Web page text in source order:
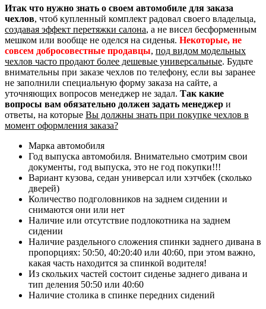
Итак что нужно знать о своем автомобиле для заказа
чехлов, чтоб купленный комплект радовал своего владельца,
создавая эффект перетяжки салона, а не висел бесформенным
мешком или вообще не оделся на сиденья. Некоторые, не
совсем добросовестные продавцы, под видом модельных
чехлов часто продают более дешевые универсальные. Будьте
внимательны при заказе чехлов по телефону, если вы заранее
не заполнили специальную форму заказа на сайте, а
уточняющих вопросов менеджер не задал. Так какие
вопросы вам обязательно должен задать менеджер и
ответы, на которые Вы должны знать при покупке чехлов в
момент оформления заказа?
Марка автомобиля
Год выпуска автомобиля. Внимательно смотрим свои
документы, год выпуска, это не год покупки!!!
Вариант кузова, седан универсал или хэтчбек (сколько
дверей)
Количество подголовников на заднем сидении и
снимаются они или нет
Наличие или отсутствие подлокотника на заднем
сидении
Наличие раздельного сложения спинки заднего дивана в
пропорциях: 50:50, 40:20:40 или 40:60, при этом важно,
какая часть находится за спинкой водителя!
Из скольких частей состоит сиденье заднего дивана и
тип деления 50:50 или 40:60
Наличие столика в спинке передних сидений